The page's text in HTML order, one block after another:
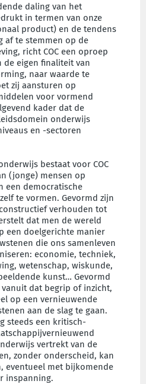
daling van het
in termen van onze
product) en de tendens
af te stemmen op de
richt COC een oproep
de eigen finaliteit van
naar waarde te
zij aansturen op
voor vormend
kader dat de
onderwijs
en -sectoren
bestaat voor COC
(jonge) mensen op
een democratische
te vormen. Gevormd zijn
verhouden tot
dat men de wereld
een doelgerichte manier
die ons samenleven
economie, techniek,
wetenschap, wiskunde,
kunst… Gevormd
dat begrip of inzicht,
op een vernieuwende
aan de slag te gaan.
steeds een kritisch-
vertrekt van de
zonder onderscheid, kan
eventueel met bijkomende
inspanning.